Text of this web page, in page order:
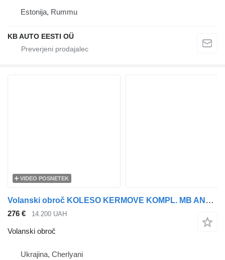
Estonija, Rummu
KB AUTO EESTI OÜ
VIDEO POSNETEK
Volanski obroč KOLESO KERMOVE KOMPL. MB ANTOS/AROCS/ACTROS MP4 za vlačilec Mercedes-Benz Actros
276 € 14.200 UAH
Volanski obroč
Ukrajina, Cherlyani